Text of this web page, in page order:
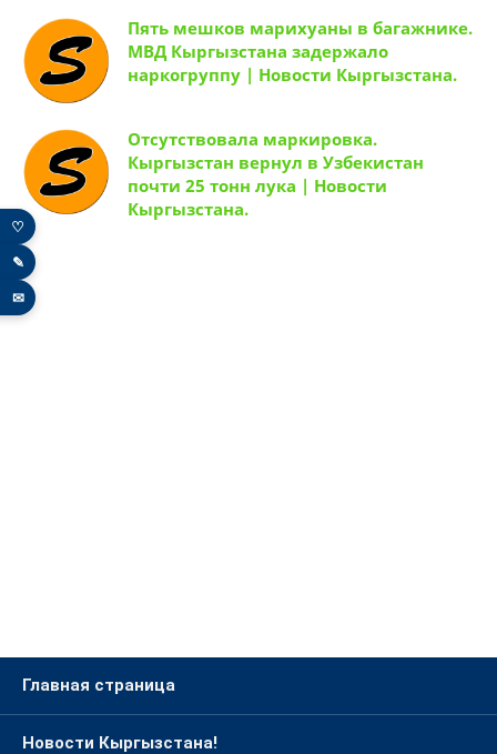
Пять мешков марихуаны в багажнике.
МВД Кыргызстана задержало
наркогруппу | Новости Кыргызстана.
Отсутствовала маркировка.
Кыргызстан вернул в Узбекистан
почти 25 тонн лука | Новости
Кыргызстана.
Главная страница
Новости Кыргызстана!
♡
✎
✉